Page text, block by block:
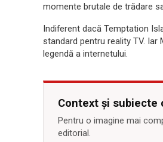
momente brutale de trădare
Indiferent dacă Temptation
standard pentru reality TV. Iar
legendă a internetului.
Context și subiecte
Pentru o imagine mai
editorial.